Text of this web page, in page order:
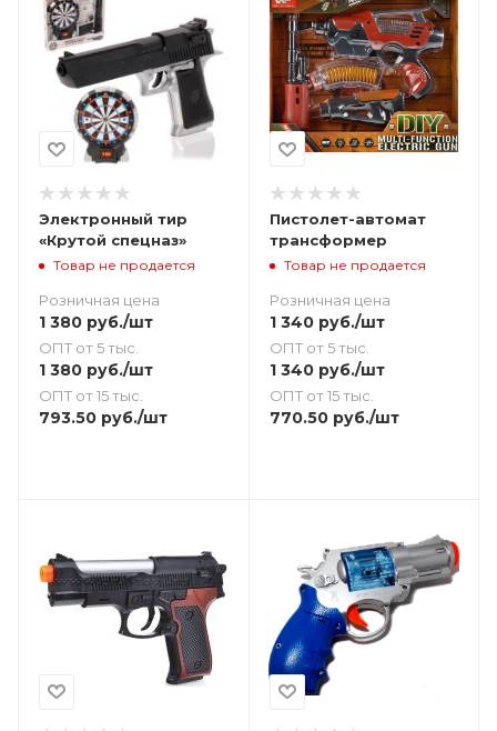
Электронный тир
«Крутой спецназ»
Товар не продается
Розничная цена
1 380 руб./шт
ОПТ от 5 тыс.
1 380 руб./шт
ОПТ от 15 тыс.
793.50 руб./шт
Пистолет-автомат
трансформер
Товар не продается
Розничная цена
1 340руб./шт
ОПТ от 5 тыс.
1 340руб./шт
ОПТ от 15 тыс.
770.50руб./шт